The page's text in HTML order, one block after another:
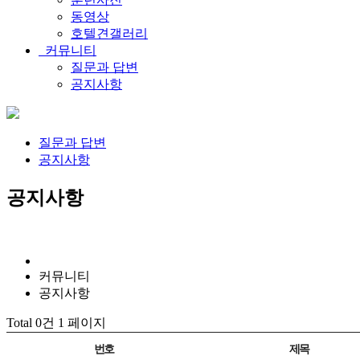
동영상
호텔견갤러리
커뮤니티
질문과 답변
공지사항
질문과 답변
공지사항
공지사항
커뮤니티
공지사항
Total 0건 1 페이지
번호 제목